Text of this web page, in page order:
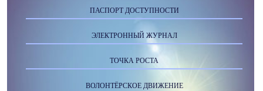
ПАСПОРТ ДОСТУПНОСТИ
ЭЛЕКТРОННЫЙ ЖУРНАЛ
ТОЧКА РОСТА
ВОЛОНТЁРСКОЕ ДВИЖЕНИЕ